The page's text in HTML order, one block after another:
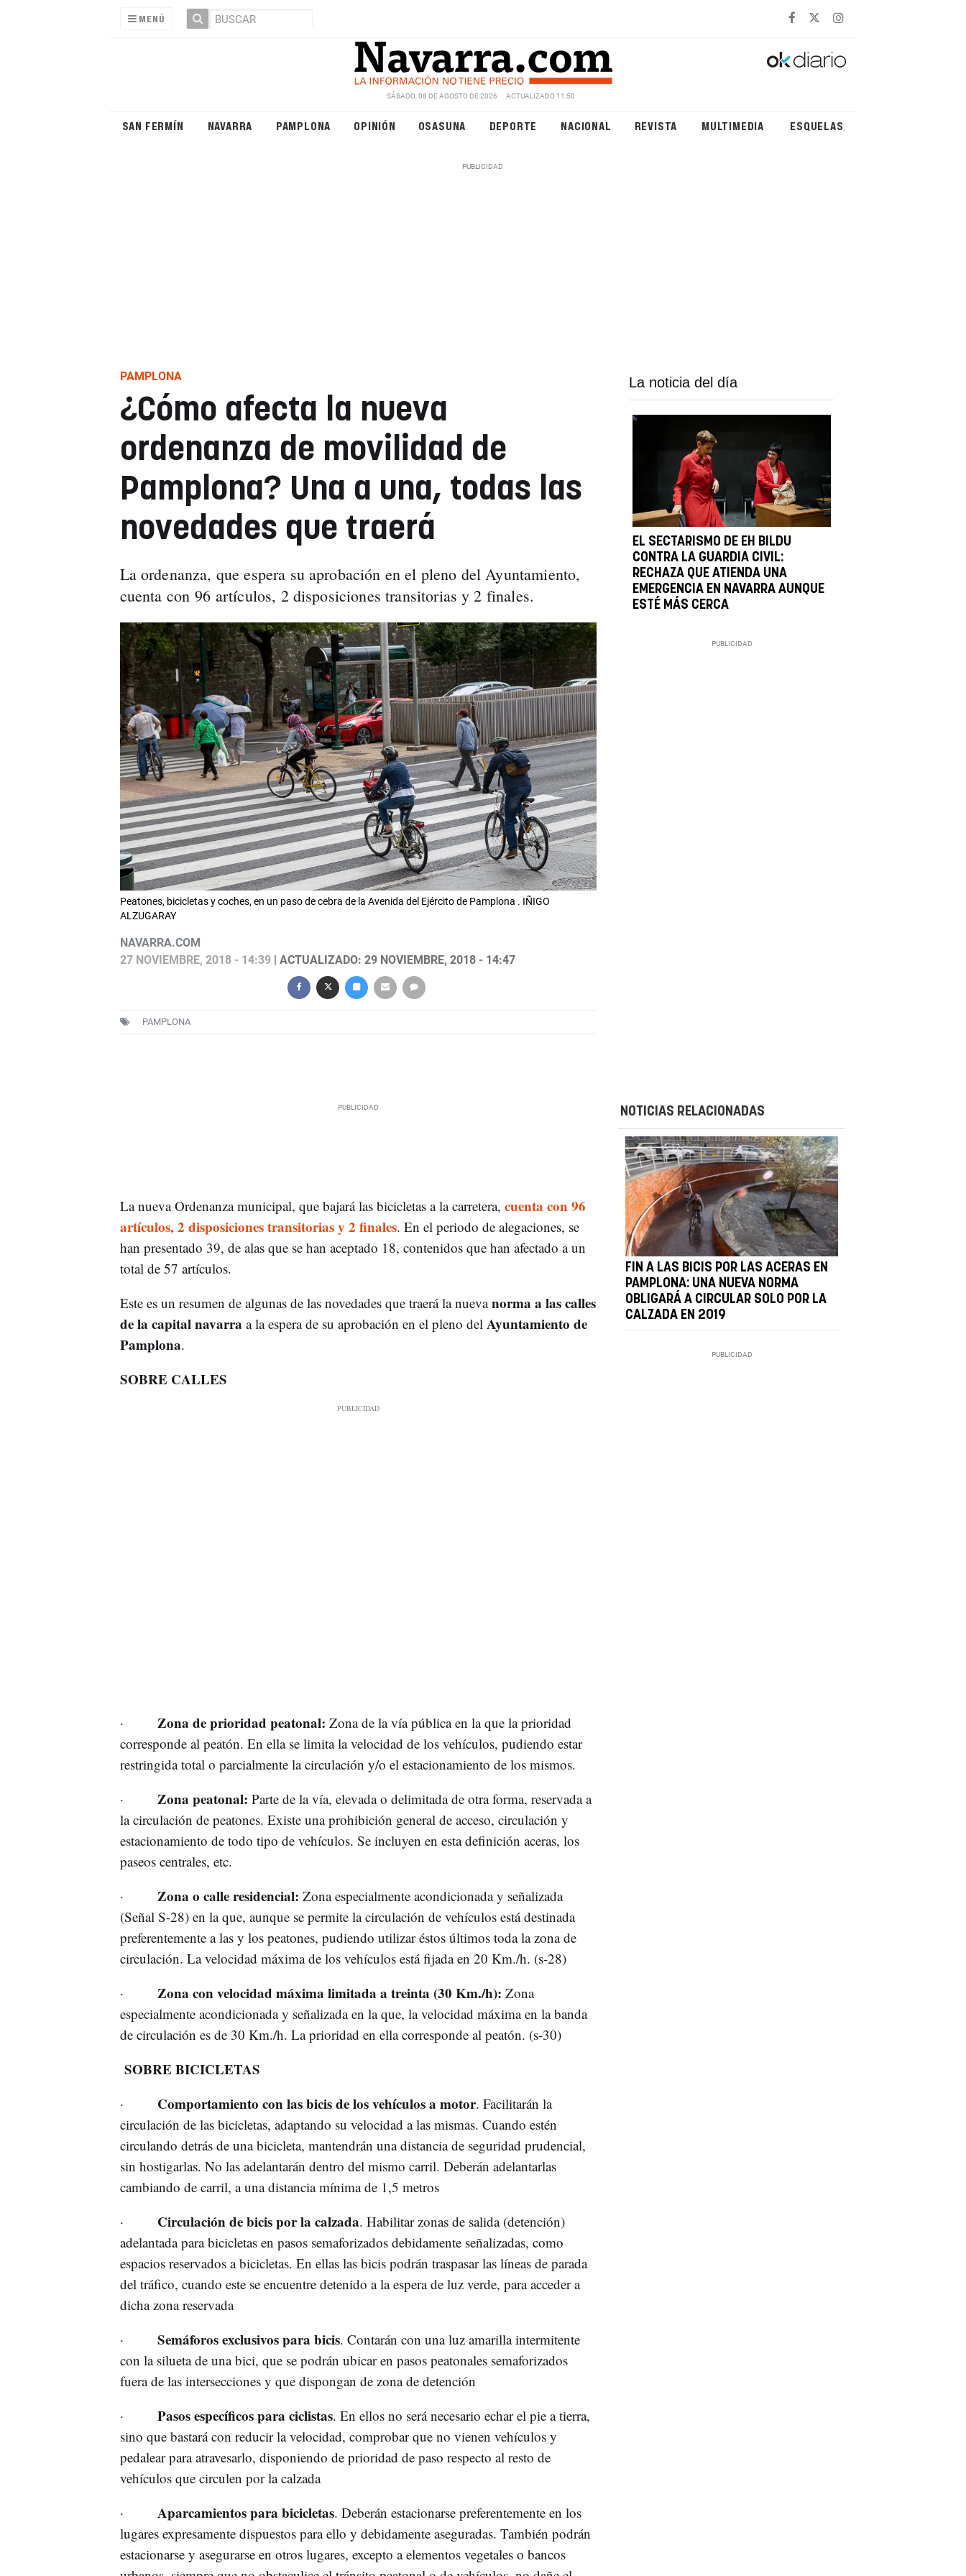
MENÚ
SÁBADO, 08 DE AGOSTO DE 2026 ACTUALIZADO 11:50
SAN FERMÍN NAVARRA PAMPLONA OPINIÓN OSASUNA DEPORTE NACIONAL REVISTA MULTIMEDIA ESQUELAS
PAMPLONA
¿Cómo afecta la nueva
ordenanza de movilidad de
Pamplona? Una a una, todas las
novedades que traerá
La ordenanza, que espera su aprobación en el pleno del Ayuntamiento,
cuenta con 96 artículos, 2 disposiciones transitorias y 2 finales.
Peatones, bicicletas y coches, en un paso de cebra de la Avenida del Ejército de Pamplona . IÑIGO
ALZUGARAY
NAVARRA.COM
27 NOVIEMBRE, 2018 - 14:39| ACTUALIZADO: 29 NOVIEMBRE, 2018 - 14:47
PAMPLONA
La noticia del día
EL SECTARISMO DE EH BILDU
CONTRA LA GUARDIA CIVIL:
RECHAZA QUE ATIENDA UNA
EMERGENCIA EN NAVARRA AUNQUE
ESTÉ MÁS CERCA
La nueva Ordenanza municipal, que bajará las bicicletas a la carretera, cuenta con 96
artículos, 2 disposiciones transitorias y 2 finales. En el periodo de alegaciones, se
han presentado 39, de alas que se han aceptado 18, contenidos que han afectado a un
total de 57 artículos.
Este es un resumen de algunas de las novedades que traerá la nuevanorma a las calles
de la capital navarra a la espera de su aprobación en el pleno delAyuntamiento de
Pamplona.
SOBRE CALLES
· Zona de prioridad peatonal: Zona de la vía pública en la que la prioridad
corresponde al peatón. En ella se limita la velocidad de los vehículos, pudiendo estar
restringida total o parcialmente la circulación y/o el estacionamiento de los mismos.
· Zona peatonal: Parte de la vía, elevada o delimitada de otra forma, reservada a
la circulación de peatones. Existe una prohibición general de acceso, circulación y
estacionamiento de todo tipo de vehículos. Se incluyen en esta definición aceras, los
paseos centrales, etc.
· Zona o calle residencial: Zona especialmente acondicionada y señalizada
(Señal S-28) en la que, aunque se permite la circulación de vehículos está destinada
preferentemente a las y los peatones, pudiendo utilizar éstos últimos toda la zona de
circulación. La velocidad máxima de los vehículos está fijada en 20 Km./h. (s-28)
· Zona con velocidad máxima limitada a treinta (30 Km./h): Zona
especialmente acondicionada y señalizada en la que, la velocidad máxima en la banda
de circulación es de 30 Km./h. La prioridad en ella corresponde al peatón. (s-30)
SOBRE BICICLETAS
· Comportamiento con las bicis de los vehículos a motor. Facilitarán la
circulación de las bicicletas, adaptando su velocidad a las mismas. Cuando estén
circulando detrás de una bicicleta, mantendrán una distancia de seguridad prudencial,
sin hostigarlas. No las adelantarán dentro del mismo carril. Deberán adelantarlas
cambiando de carril, a una distancia mínima de 1,5 metros
· Circulación de bicis por la calzada. Habilitar zonas de salida (detención)
adelantada para bicicletas en pasos semaforizados debidamente señalizadas, como
espacios reservados a bicicletas. En ellas las bicis podrán traspasar las líneas de parada
del tráfico, cuando este se encuentre detenido a la espera de luz verde, para acceder a
dicha zona reservada
· Semáforos exclusivos para bicis. Contarán con una luz amarilla intermitente
con la silueta de una bici, que se podrán ubicar en pasos peatonales semaforizados
fuera de las intersecciones y que dispongan de zona de detención
· Pasos específicos para ciclistas. En ellos no será necesario echar el pie a tierra,
sino que bastará con reducir la velocidad, comprobar que no vienen vehículos y
pedalear para atravesarlo, disponiendo de prioridad de paso respecto al resto de
vehículos que circulen por la calzada
· Aparcamientos para bicicletas. Deberán estacionarse preferentemente en los
lugares expresamente dispuestos para ello y debidamente aseguradas. También podrán
estacionarse y asegurarse en otros lugares, excepto a elementos vegetales o bancos
NOTICIAS RELACIONADAS
FIN A LAS BICIS POR LAS ACERAS EN
PAMPLONA: UNA NUEVA NORMA
OBLIGARÁ A CIRCULAR SOLO POR LA
CALZADA EN 2019